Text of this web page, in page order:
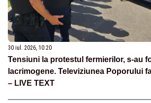
30 iul. 2026, 10:20
Tensiuni la protestul fermierilor, s-au
lacrimogene. Televiziunea Poporului
– LIVE TEXT